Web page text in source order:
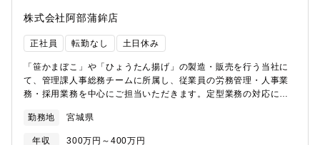
も増えています。そうしたマーケティング活動によって、日清食
品は日経BPコンサルティングによるブランド価値調査「ブラン
ド・ジャパン」で毎年上位にランクインするなど、生活者からも
創造するマーケティングを、ぜひ一緒に実行しましょう。※「マ
ーケティングを見習いたい」企業ランキング1位 （日経ビジネス
2021年10月18日号）「日経トレンディ」が1987年から毎年発表
している「ヒット商品ランキング」に商品・サービスが複数回ノ
視している企業にアンケート調査を実施。回答社37社■主な業務内
株式会社阿部蒲鉾店
正社員 転勤なし 土日休み
「笹かまぼこ」や「ひょうたん揚げ」の製造・販売を行う当社に
て、管理課人事総務チームに所属し、従業員の労務管理・人事業
務・採用業務を中心にご担当いただきます。定型業務の対応にと
制度の見直し・改善にも挑戦していただけるポジションです。現
場の運営を円滑にし、組織力の強化や社員の働きやすい環境づく
勤務地 宮城県
年収 300万円～400万円